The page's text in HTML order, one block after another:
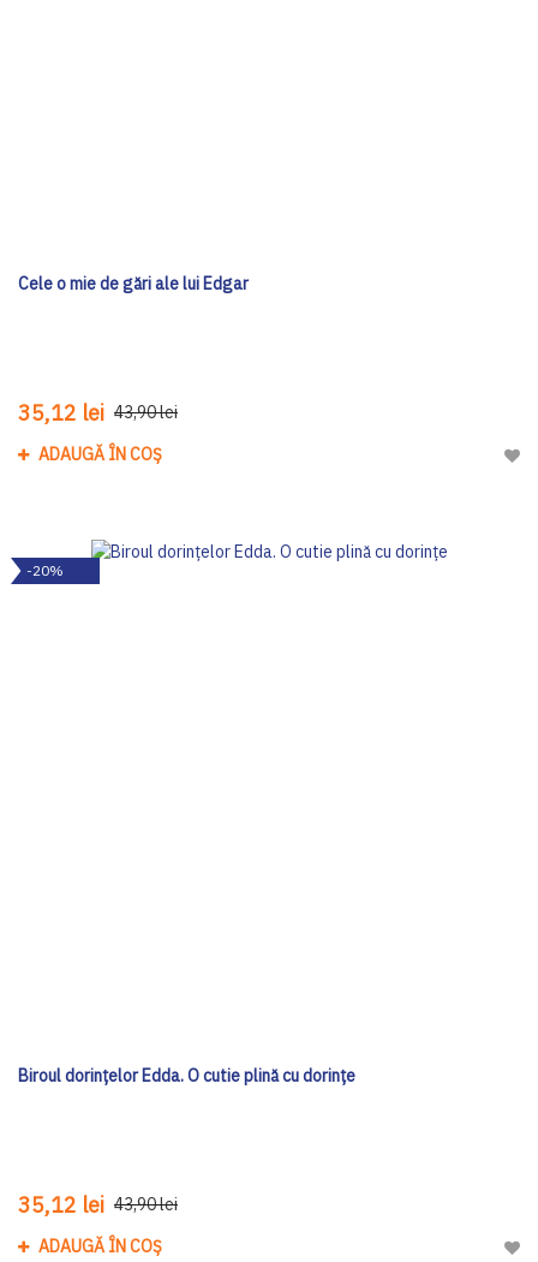
Cele o mie de gări ale lui Edgar
35,12 lei 43,90 lei
ADAUGĂ ÎN COȘ
-20%
Biroul dorințelor Edda. O cutie plină cu dorințe
35,12 lei 43,90 lei
ADAUGĂ ÎN COȘ